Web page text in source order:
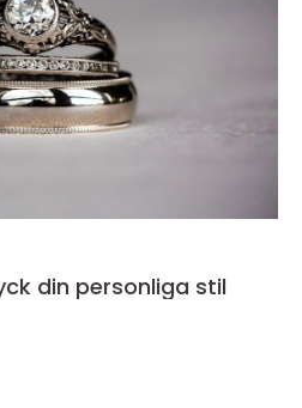
din personliga stil